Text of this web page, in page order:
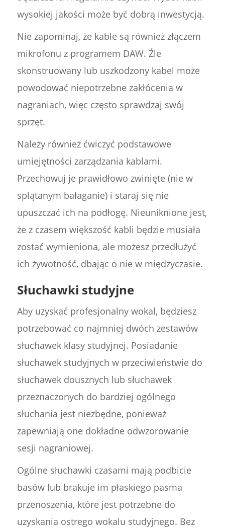
wysokiej jakości może być dobrą inwestycją.
Nie zapominaj, że kable są również złączem
mikrofonu z programem DAW. Źle
skonstruowany lub uszkodzony kabel może
powodować niepotrzebne zakłócenia w
nagraniach, więc często sprawdzaj swój
sprzęt.
Należy również ćwiczyć podstawowe
umiejętności zarządzania kablami.
Przechowuj je prawidłowo zwinięte (nie w
splątanym bałaganie) i staraj się nie
upuszczać ich na podłogę. Nieuniknione jest,
że z czasem większość kabli będzie musiała
zostać wymieniona, ale możesz przedłużyć
ich żywotność, dbając o nie w międzyczasie.
Słuchawki studyjne
Aby uzyskać profesjonalny wokal, będziesz
potrzebować co najmniej dwóch zestawów
słuchawek klasy studyjnej. Posiadanie
słuchawek studyjnych w przeciwieństwie do
słuchawek dousznych lub słuchawek
przeznaczonych do bardziej ogólnego
słuchania jest niezbędne, ponieważ
zapewniają one dokładne odwzorowanie
sesji nagraniowej.
Ogólne słuchawki czasami mają podbicie
basów lub brakuje im płaskiego pasma
przenoszenia, które jest potrzebne do
uzyskania ostrego wokalu studyjnego. Bez